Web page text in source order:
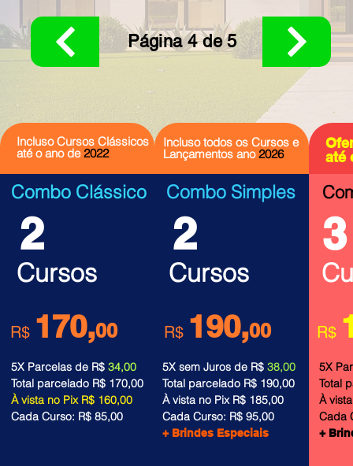
Página 4 de 5
Incluso Cursos Clássicos
até o ano de2022
Incluso todos os Cursos e
Lançamentos ano2026
até
Combo Clássico Combo Simples
2
Cursos Cursos
2 3
R$ 170,00
5X Parcelas de R$ 34,00
​Total parcelado R$ 170,00
À vista no Pix R$ 160,00
Cada Curso: R$ 85,00​
R$ 190,00
5X sem Juros de R$ 38,00
​Total parcelado R$ 190,00
À vista no Pix R$ 185,00
Cada Curso: R$ 95,00
+ Brindes Especiais
R$
5X
​Total
À
Cada
+